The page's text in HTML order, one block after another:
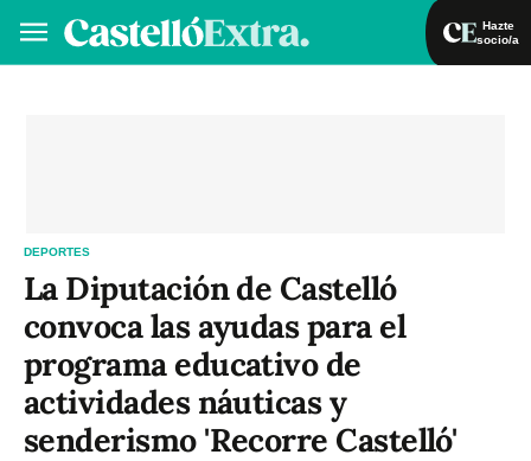
Hazte
socio/a
DEPORTES
La Diputación de Castelló
convoca las ayudas para el
programa educativo de
actividades náuticas y
senderismo 'Recorre Castelló'